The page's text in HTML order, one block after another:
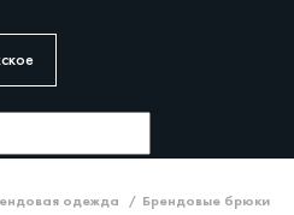
одежда Брендовые брюки